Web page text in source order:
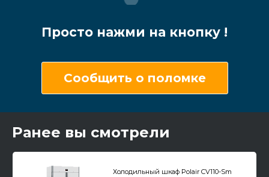
Просто нажми на кнопку !
Сообщить о поломке
Ранее вы смотрели
Холодильный шкаф Polair CV110-Sm